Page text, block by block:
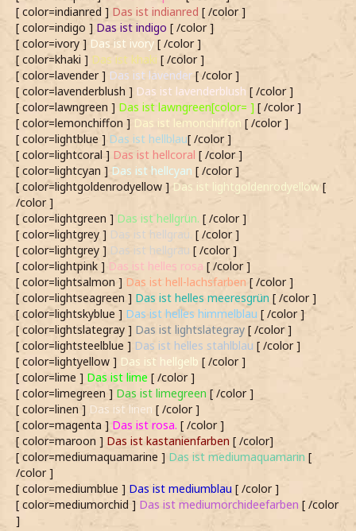
[ color=indianred ] Das ist indianred [ /color ]
[ color=indigo ] Das ist indigo [ /color ]
[ color=ivory ] Das ist ivory [ /color ]
[ color=khaki ] Das ist khaki [ /color ]
[ color=lavender ] Das ist lavender [ /color ]
[ color=lavenderblush ] Das ist lavenderblush [ /color ]
[ color=lawngreen ] Das ist lawngreen[color= ] [ /color ]
[ color=lemonchiffon ] Das ist lemonchiffon [ /color ]
[ color=lightblue ] Das ist hellblau[ /color ]
[ color=lightcoral ] Das ist hellcoral [ /color ]
[ color=lightcyan ] Das ist hellcyan [ /color ]
[ color=lightgoldenrodyellow ] Das ist lightgoldenrodyellow [
/color ]
[ color=lightgreen ] Das ist hellgrün. [ /color ]
[ color=lightgrey ] Das ist hellgrau. [ /color ]
[ color=lightgrey ] Das ist hellgrau [ /color ]
[ color=lightpink ] Das ist helles rosa [ /color ]
[ color=lightsalmon ] Das ist hell-lachsfarben [ /color ]
[ color=lightseagreen ] Das ist helles meeresgrün [ /color ]
[ color=lightskyblue ] Das ist helles himmelblau [ /color ]
[ color=lightslategray ] Das ist lightslategray [ /color ]
[ color=lightsteelblue ] Das ist helles stahlblau [ /color ]
[ color=lightyellow ] Das ist hellgelb [ /color ]
[ color=lime ] Das ist lime [ /color ]
[ color=limegreen ] Das ist limegreen [ /color ]
[ color=linen ] Das ist linen [ /color ]
[ color=magenta ] Das ist rosa. [ /color ]
[ color=maroon ] Das ist kastanienfarben [ /color]
[ color=mediumaquamarine ] Das ist mediumaquamarin [
/color ]
[ color=mediumblue ] Das ist mediumblau [ /color ]
[ color=mediumorchid ] Das ist mediumorchideefarben [ /color
]